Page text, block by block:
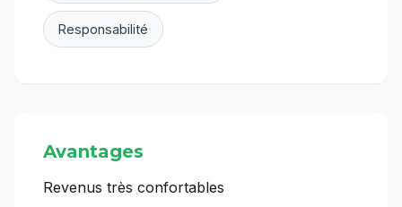
Responsabilité
Avantages
Revenus très confortables